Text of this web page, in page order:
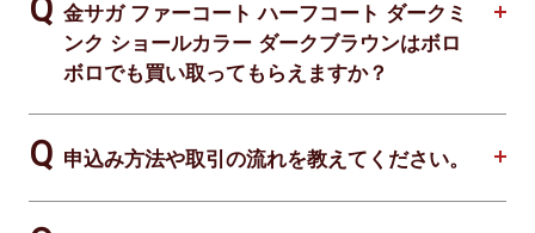
金サガ ファーコート ハーフコート ダークミ
ンク ショールカラー ダークブラウンはボロ
ボロでも買い取ってもらえますか？
申込み方法や取引の流れを教えてください。